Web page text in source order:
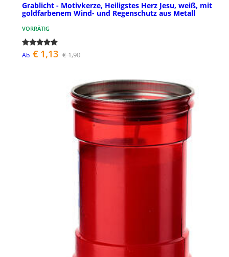
Grablicht - Motivkerze, Heiligstes Herz Jesu, weiß, mit
goldfarbenem Wind- und Regenschutz aus Metall
VORRÄTIG
Ab € 1,13 € 1,90